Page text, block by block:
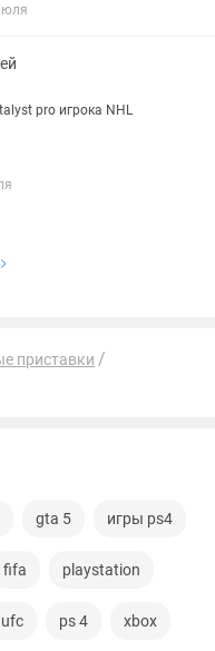
залипающих
pro игрока NHL
приставки
gta 5 игры ps4
fifa playstation
ufc ps 4 xbox